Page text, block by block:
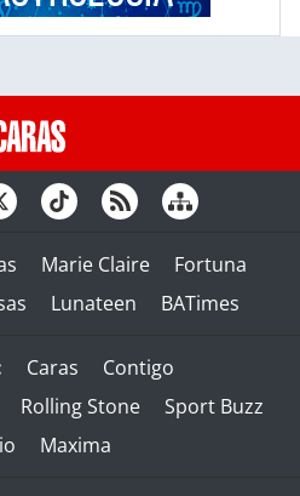
Marie Claire
Fortuna
Lunateen BATimes
Caras
Contigo
Rolling Stone
Sport Buzz
Maxima